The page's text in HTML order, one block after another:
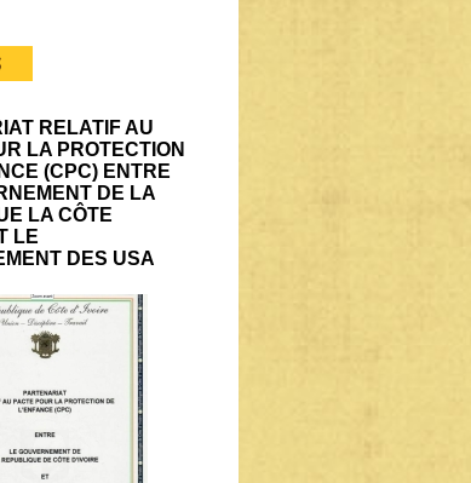
RELATIF AU
LA PROTECTION
(CPC) ENTRE
DE LA
LA CÔTE
LE
DES USA